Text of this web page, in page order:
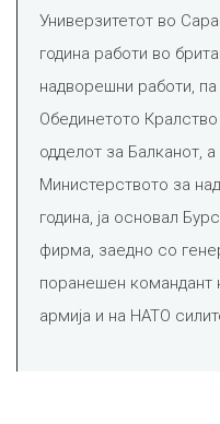
Универзитетот во
година работи во
надворешни работи,
Обединетото
одделот за Балканот,
Министерството за
година, ја основал
фирма, заедно со
поранешен командант
армија и на НАТО